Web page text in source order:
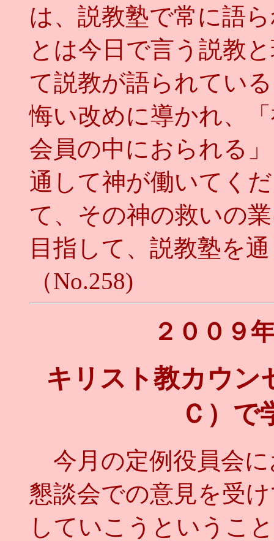
は、説教塾で常に語
とは今日で言う説教
て説教が語られてい
悔い改めに導かれ、
会員の中におられる
通して神が働いてく
て、その神の救いの
目指して、説教塾を
（No.258)
２００
キリスト教カウン
Ｃ）で
今月の定例役員会に
懇談会での意見を受
していこうというこ